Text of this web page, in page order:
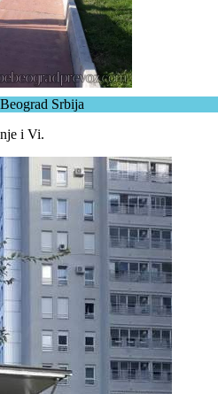
Srbija
i Vi.